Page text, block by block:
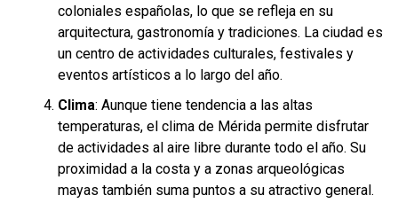
coloniales españolas, lo que se refleja en su
arquitectura, gastronomía y tradiciones. La ciudad es
un centro de actividades culturales, festivales y
eventos artísticos a lo largo del año.
Clima: Aunque tiene tendencia a las altas
temperaturas, el clima de Mérida permite disfrutar
de actividades al aire libre durante todo el año. Su
proximidad a la costa y a zonas arqueológicas
mayas también suma puntos a su atractivo general.